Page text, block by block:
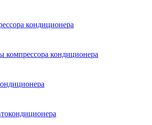
кондиционера
компрессора кондиционера